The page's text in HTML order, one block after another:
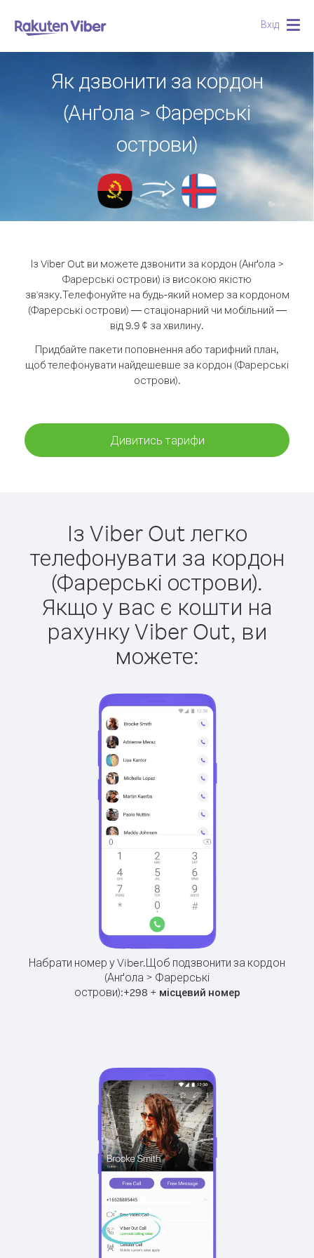
Вхід
Як дзвонити за кордон
(Анґола > Фарерські
острови)
Із Viber Out ви можете дзвонити за кордон (Анґола >
Фарерські острови) із високою якістю
зв'язку.Телефонуйте на будь-який номер за кордоном
(Фарерські острови) — стаціонарний чи мобільний —
від 9.9 ¢ за хвилину.
Придбайте пакети поповнення або тарифний план,
щоб телефонувати найдешевше за кордон (Фарерські
острови).
Дивитись тарифи
Із Viber Out легко
телефонувати за кордон
(Фарерські острови).
Якщо у вас є кошти на
рахунку Viber Out, ви
можете:
Набрати номер у Viber.Щоб подзвонити за кордон
(Анґола > Фарерські
острови):+298 + місцевий номер